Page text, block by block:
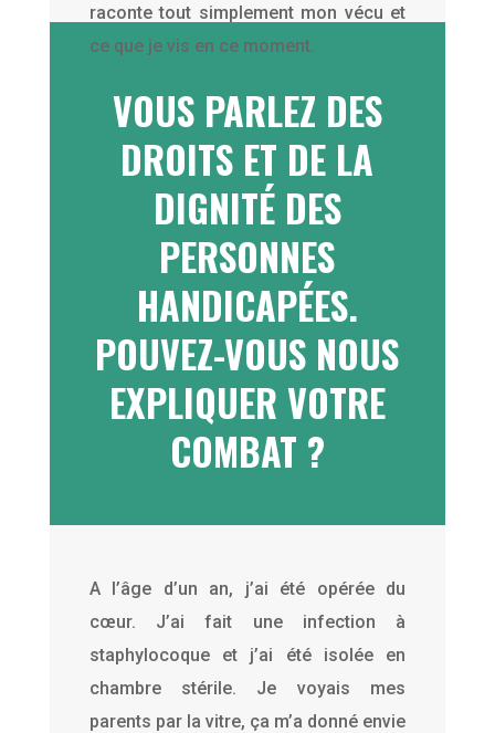
raconte tout simplement mon vécu et
ce que je vis en ce moment.
VOUS PARLEZ DES
DROITS ET DE LA
DIGNITÉ DES
PERSONNES
HANDICAPÉES.
POUVEZ-VOUS NOUS
EXPLIQUER VOTRE
COMBAT ?
A l’âge d’un an, j’ai été opérée du
cœur. J’ai fait une infection à
staphylocoque et j’ai été isolée en
chambre stérile. Je voyais mes
parents par la vitre, ça m’a donné envie